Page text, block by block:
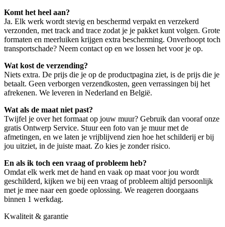
Komt het heel aan?
Ja. Elk werk wordt stevig en beschermd verpakt en verzekerd
verzonden, met track and trace zodat je je pakket kunt volgen. Grote
formaten en meerluiken krijgen extra bescherming. Onverhoopt toch
transportschade? Neem contact op en we lossen het voor je op.
Wat kost de verzending?
Niets extra. De prijs die je op de productpagina ziet, is de prijs die je
betaalt. Geen verborgen verzendkosten, geen verrassingen bij het
afrekenen. We leveren in Nederland en België.
Wat als de maat niet past?
Twijfel je over het formaat op jouw muur? Gebruik dan vooraf onze
gratis Ontwerp Service. Stuur een foto van je muur met de
afmetingen, en we laten je vrijblijvend zien hoe het schilderij er bij
jou uitziet, in de juiste maat. Zo kies je zonder risico.
En als ik toch een vraag of probleem heb?
Omdat elk werk met de hand en vaak op maat voor jou wordt
geschilderd, kijken we bij een vraag of probleem altijd persoonlijk
met je mee naar een goede oplossing. We reageren doorgaans
binnen 1 werkdag.
Kwaliteit & garantie